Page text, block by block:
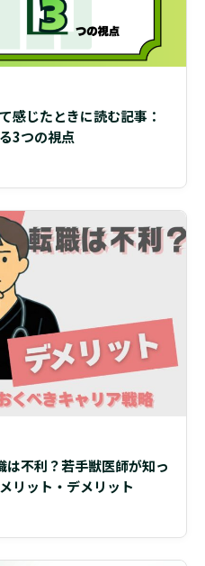
感じたときに読む記事：
3つの視点
不利？若手獣医師が知っ
リット・デメリット